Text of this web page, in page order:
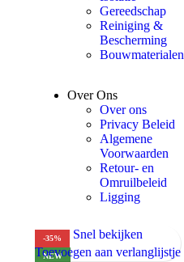
Gereedschap
Reiniging &
Bescherming
Bouwmaterialen
Over Ons
Over ons
Privacy Beleid
Algemene
Voorwaarden
Retour- en
Omruilbeleid
Ligging
-35%
NEW
Snel bekijken
Toevoegen aan verlanglijstje